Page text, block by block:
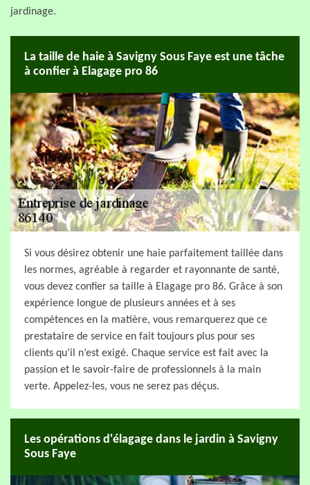
jardinage.
La taille de haie à Savigny Sous Faye est une tâche
à confier à Elagage pro 86
Si vous désirez obtenir une haie parfaitement taillée dans
les normes, agréable à regarder et rayonnante de santé,
vous devez confier sa taille à Elagage pro 86. Grâce à son
expérience longue de plusieurs années et à ses
compétences en la matière, vous remarquerez que ce
prestataire de service en fait toujours plus pour ses
clients qu’il n’est exigé. Chaque service est fait avec la
passion et le savoir-faire de professionnels à la main
verte. Appelez-les, vous ne serez pas déçus.
Les opérations d'élagage dans le jardin à Savigny
Sous Faye